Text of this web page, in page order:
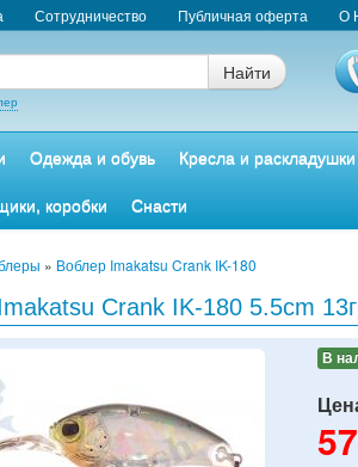
Сотрудничество Публичная оферта О
Найти
Одежда и обувь Кресла и раскладушки
коробки
Снасти
» Воблер Imakatsu Crank IK-180
Crank IK-180 5.5cm
В